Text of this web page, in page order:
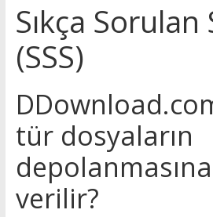
Sıkça
(SSS)
tür dosyaların
verilir?